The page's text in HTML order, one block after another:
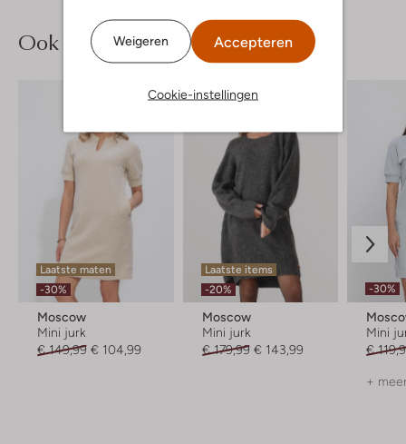
Weigeren Accepteren
Cookie-instellingen
Ook iets voor jou?
Laatste maten
-30%
Moscow
Mini jurk
€ 149,99 € 104,99
Laatste items
-20%
Moscow
Mini jurk
€ 179,99 € 143,99
-30%
Mini
€
+